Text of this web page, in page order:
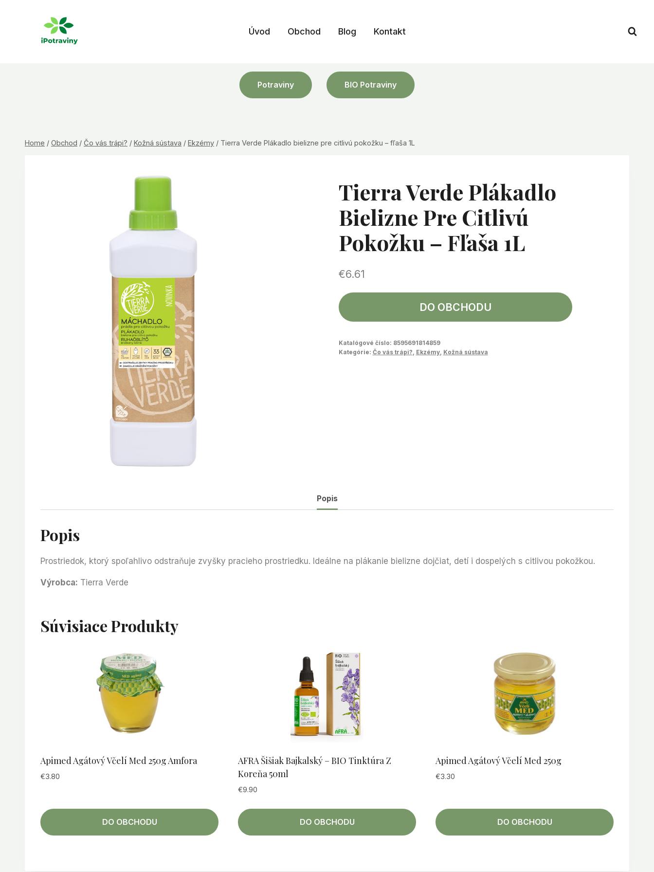
Úvod Obchod Blog Kontakt
Potraviny BIO Potraviny
Home / Obchod / Čo vás trápi? / Kožná sústava / Ekzémy / Tierra Verde Plákadlo bielizne pre citlivú pokožku – fľaša 1L
Tierra Verde Plákadlo
Bielizne Pre Citlivú
Pokožku – Fľaša 1L
€6.61
DO OBCHODU
Katalógové číslo: 8595691814859
Kategórie: Čo vás trápi? Ekzémy, Kožná sústava
Popis
Popis
Prostriedok, ktorý spoľahlivo odstraňuje zvyšky pracieho prostriedku. Ideálne na plákanie bielizne dojčiat, detí i dospelých s citlivou pokožkou.
Výrobca: Tierra Verde
Súvisiace Produkty
Apimed Agátový Včelí Med 250g Amfora
€3.80
DO OBCHODU
AFRA Šišiak Bajkalský – BIO Tinktúra Z
Koreňa 50ml
€9.90
DO OBCHODU
Apimed Agátový Včelí Med 250g
€3.30
DO OBCHODU